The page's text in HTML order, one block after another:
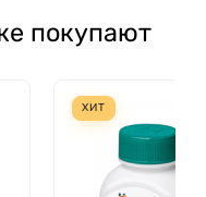
покупают
ХИТ